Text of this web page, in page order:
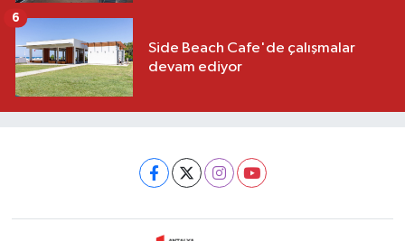
Side Beach Cafe'de çalışmalar
devam ediyor
6